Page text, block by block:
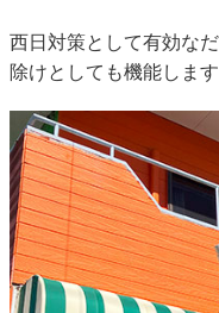
西日対策として有効な
除けとしても機能します